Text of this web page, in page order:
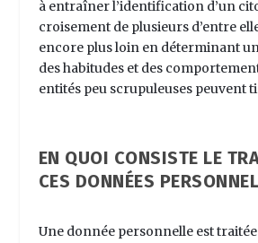
à entraîner l’identification d’un
croisement de plusieurs d’entre
encore plus loin en déterminant
des habitudes et des
entités peu scrupuleuses peuvent
EN QUOI CONSISTE LE
CES DONNÉES
Une donnée personnelle est traitée